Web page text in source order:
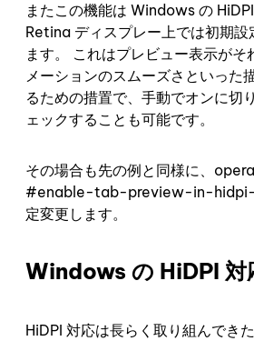
またこの機能は Windows の
Retina ディスプレー上では初期設
ます。 これはプレビュー表示がそ
メーションのスムーズさといった
るための措置で、手動でオンに切
ェックすることも可能です。
その場合も先の例と同様に、
#enable-tab-preview-in-hidpi-
定変更します。
Windows の HiDPI 対
HiDPI 対応は長らく取り組んでき